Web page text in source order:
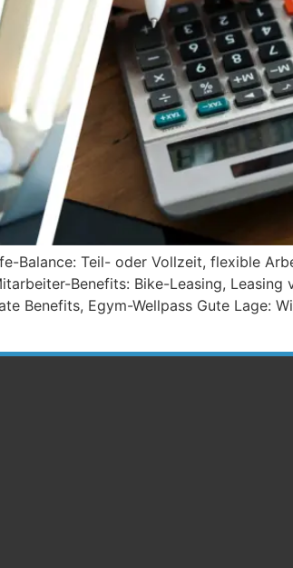
Balance: Teil- oder Vollzeit, flexible
Benefits: Bike-Leasing,
Benefits, Egym-Wellpass Gute Lage: